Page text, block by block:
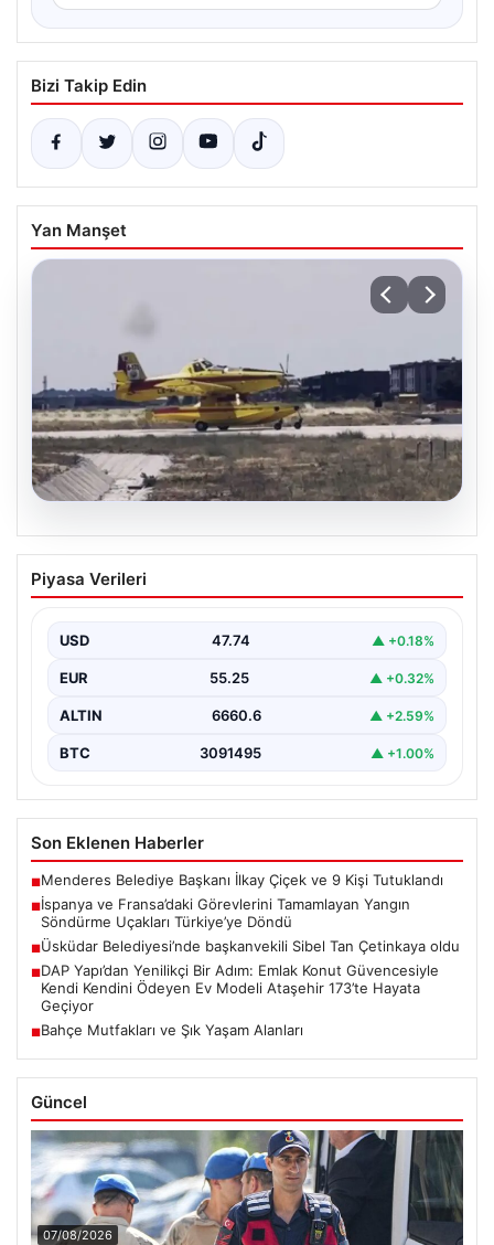
Bizi Takip Edin
Yan Manşet
06.08.2026
İspanya ve Fransa’daki Görevlerini
Tamamlayan Yangın Söndürme Uçakları
Orman Genel Müdürlüğü tarafından yapılan açıklamada,
büyük…
Piyasa Verileri
USD 47.74 ▲ +0.18%
EUR 55.25 ▲ +0.32%
ALTIN 6660.6 ▲ +2.59%
BTC 3091495 ▲ +1.00%
Son Eklenen Haberler
■Menderes Belediye Başkanı İlkay Çiçek ve 9 Kişi Tutuklandı
■İspanya ve Fransa’daki Görevlerini Tamamlayan Yangın
Söndürme Uçakları Türkiye’ye Döndü
■Üsküdar Belediyesi’nde başkanvekili Sibel Tan Çetinkaya oldu
■DAP Yapı’dan Yenilikçi Bir Adım: Emlak Konut Güvencesiyle
Kendi Kendini Ödeyen Ev Modeli Ataşehir 173’te Hayata
Geçiyor
■Bahçe Mutfakları ve Şık Yaşam Alanları
Güncel
07/08/2026